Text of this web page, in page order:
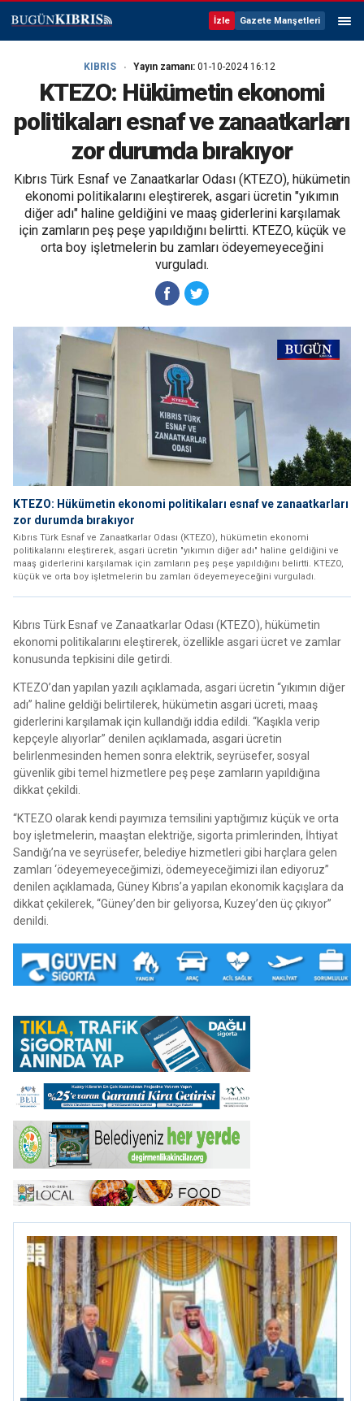
İzle Gazete Manşetleri
KIBRIS Yayın zamanı: 01-10-2024 16:12
KTEZO: Hükümetin ekonomi
politikaları esnaf ve zanaatkarları
zor durumda bırakıyor
Kıbrıs Türk Esnaf ve Zanaatkarlar Odası (KTEZO), hükümetin
ekonomi politikalarını eleştirerek, asgari ücretin "yıkımın
diğer adı" haline geldiğini ve maaş giderlerini karşılamak
için zamların peş peşe yapıldığını belirtti. KTEZO, küçük ve
orta boy işletmelerin bu zamları ödeyemeyeceğini
vurguladı.
KTEZO: Hükümetin ekonomi politikaları esnaf ve zanaatkarları
zor durumda bırakıyor
Kıbrıs Türk Esnaf ve Zanaatkarlar Odası (KTEZO), hükümetin ekonomi
politikalarını eleştirerek, asgari ücretin "yıkımın diğer adı" haline geldiğini ve
maaş giderlerini karşılamak için zamların peş peşe yapıldığını belirtti. KTEZO,
küçük ve orta boy işletmelerin bu zamları ödeyemeyeceğini vurguladı.
Kıbrıs Türk Esnaf ve Zanaatkarlar Odası (KTEZO), hükümetin
ekonomi politikalarını eleştirerek, özellikle asgari ücret ve zamlar
konusunda tepkisini dile getirdi.
KTEZO’dan yapılan yazılı açıklamada, asgari ücretin “yıkımın diğer
adı” haline geldiği belirtilerek, hükümetin asgari ücreti, maaş
giderlerini karşılamak için kullandığı iddia edildi. “Kaşıkla verip
kepçeyle alıyorlar” denilen açıklamada, asgari ücretin
belirlenmesinden hemen sonra elektrik, seyrüsefer, sosyal
güvenlik gibi temel hizmetlere peş peşe zamların yapıldığına
dikkat çekildi.
“KTEZO olarak kendi payımıza temsilini yaptığımız küçük ve orta
boy işletmelerin, maaştan elektriğe, sigorta primlerinden, İhtiyat
Sandığı’na ve seyrüsefer, belediye hizmetleri gibi harçlara gelen
zamları ‘ödeyemeyeceğimizi, ödemeyeceğimizi ilan ediyoruz”
denilen açıklamada, Güney Kıbrıs’a yapılan ekonomik kaçışlara da
dikkat çekilerek, “Güney’den bir geliyorsa, Kuzey’den üç çıkıyor”
denildi.